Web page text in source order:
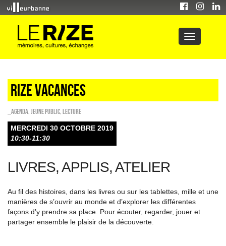
Rize vacances
_Agenda Jeune public Lecture
MERCREDI 30 OCTOBRE 2019
10:30-11:30
LIVRES, APPLIS, ATELIER
Au fil des histoires, dans les livres ou sur les tablettes, mille et une
manières de s’ouvrir au monde et d’explorer les différentes
façons d’y prendre sa place. Pour écouter, regarder, jouer et
partager ensemble le plaisir de la découverte.